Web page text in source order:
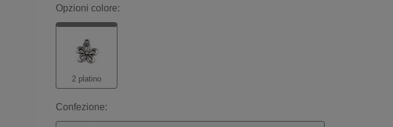
Opzioni colore:
2 platino
Confezione: